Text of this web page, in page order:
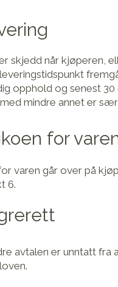
skjedd når kjøperen,
opphold og senest
mindre annet er
for
varen går over på
6.
avtalen er unntatt fra